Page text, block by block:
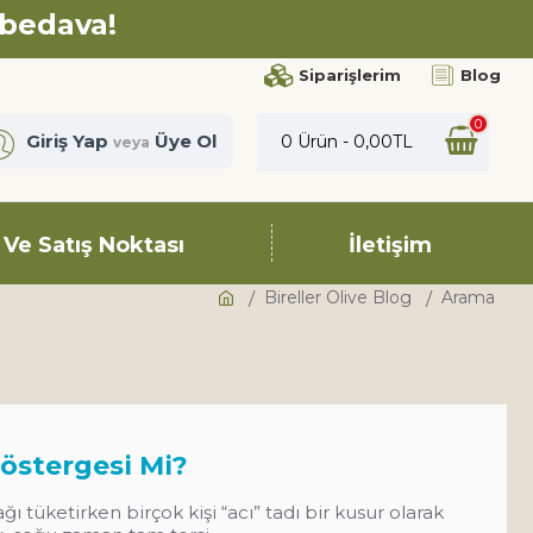
Siparişlerim Blog
Giriş Yap veya Üye Ol 0 Ürün - 0,00TL
0
Satış Noktası İletişim
Bireller Olive Blog Arama
Mi?
tüketirken birçok kişi “acı” tadı bir kusur olarak